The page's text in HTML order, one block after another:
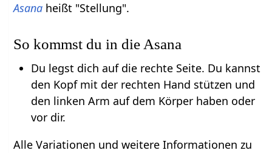
Asana heißt "Stellung".
So kommst du in die Asana
Du legst dich auf die rechte Seite. Du kannst
den Kopf mit der rechten Hand stützen und
den linken Arm auf dem Körper haben oder
vor dir.
Alle Variationen und weitere Informationen zu